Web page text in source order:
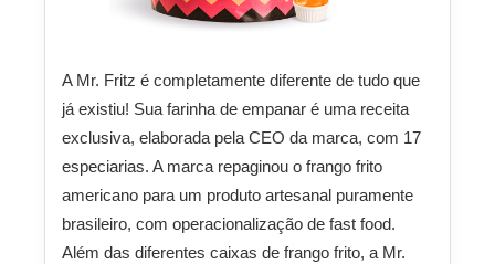
A Mr. Fritz é completamente diferente de tudo que
já existiu! Sua farinha de empanar é uma receita
exclusiva, elaborada pela CEO da marca, com 17
especiarias. A marca repaginou o frango frito
americano para um produto artesanal puramente
brasileiro, com operacionalização de fast food.
Além das diferentes caixas de frango frito, a Mr.